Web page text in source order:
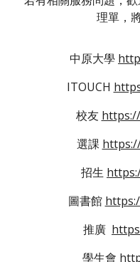
理單，
中原大學
ITOUCH
校友
選課
招生
圖書館
推廣
學生會